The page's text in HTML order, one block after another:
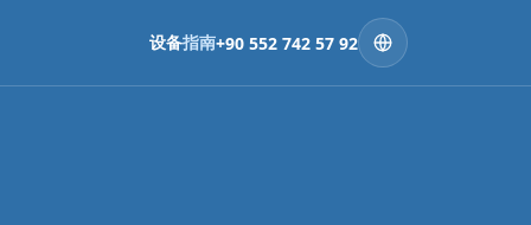
设备指南+90 552 742 57 92